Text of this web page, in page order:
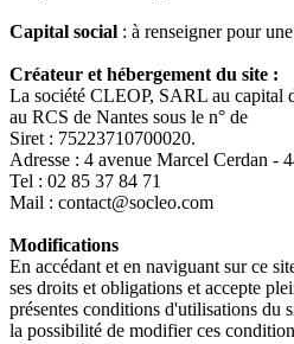
Capital social : à renseigner pour
Créateur et hébergement du site :
La société CLEOP, SARL au capital
au RCS de Nantes sous le n° de
Siret : 75223710700020.
Adresse : 4 avenue Marcel Cerdan -
Tel : 02 85 37 84 71
Mail : contact@socleo.com
Modifications
En accédant et en naviguant sur ce
ses droits et obligations et accepte
présentes conditions d'utilisations du
la possibilité de modifier ces